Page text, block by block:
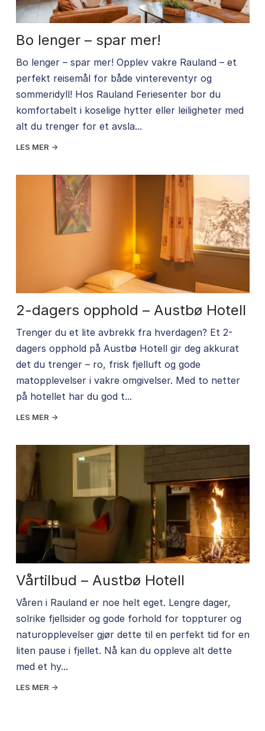
Bo lenger – spar mer!
Bo lenger – spar mer! Opplev vakre Rauland – et
perfekt reisemål for både vintereventyr og
sommeridyll! Hos Rauland Feriesenter bor du
komfortabelt i koselige hytter eller leiligheter med
alt du trenger for et avsla...
LES MER →
2-dagers opphold – Austbø Hotell
Trenger du et lite avbrekk fra hverdagen? Et 2-
dagers opphold på Austbø Hotell gir deg akkurat
det du trenger – ro, frisk fjelluft og gode
matopplevelser i vakre omgivelser. Med to netter
på hotellet har du god t...
LES MER →
Vårtilbud – Austbø Hotell
Våren i Rauland er noe helt eget. Lengre dager,
solrike fjellsider og gode forhold for toppturer og
naturopplevelser gjør dette til en perfekt tid for en
liten pause i fjellet. Nå kan du oppleve alt dette
med et hy...
LES MER →